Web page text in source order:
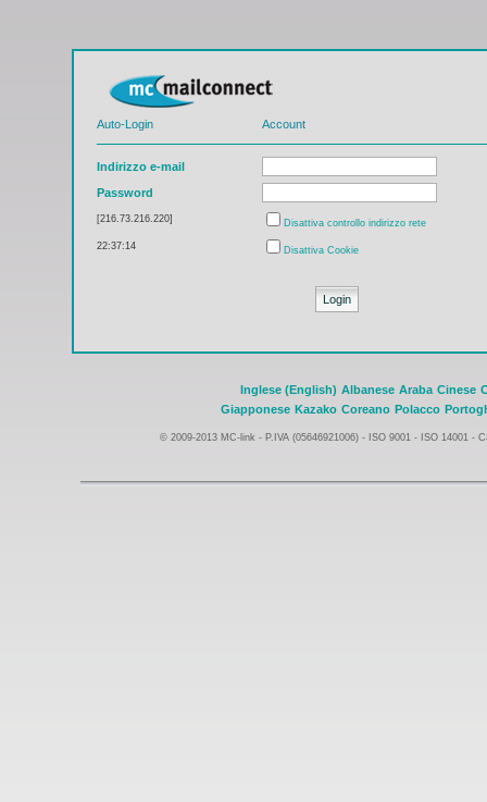
Auto-Login Account
Indirizzo e-mail
Password
[216.73.216.220] Disattiva controllo indirizzo rete
22:37:14 Disattiva Cookie
Inglese (English) Albanese Araba Cinese
Giapponese Kazako Coreano Polacco
© 2009-2013 MC-link - P.IVA (05646921006) - ISO 9001 - ISO 14001-